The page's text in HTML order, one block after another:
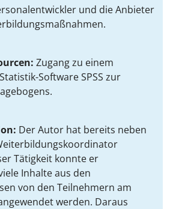
und die Anbieter
Zugang zu einem
Software SPSS zur
Der Autor hat bereits neben
Tätigkeit konnte er
Inhalte aus den
von den Teilnehmern am
werden. Daraus